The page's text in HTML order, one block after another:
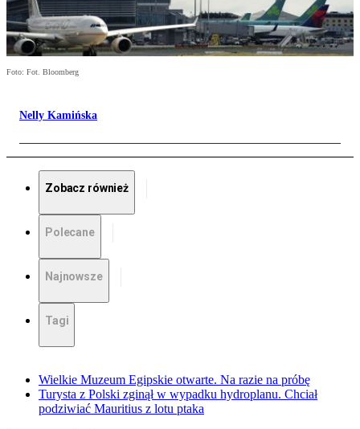
Foto: Fot. Bloomberg
Nelly Kamińska
Zobacz również
Polecane
Najnowsze
Tagi
Wielkie Muzeum Egipskie otwarte. Na razie na próbę
Turysta z Polski zginął w wypadku hydroplanu. Chciał
podziwiać Mauritius z lotu ptaka